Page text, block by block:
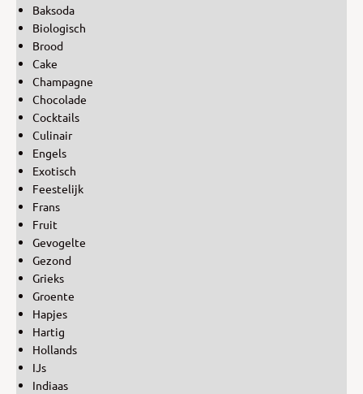
Baksoda
Biologisch
Brood
Cake
Champagne
Chocolade
Cocktails
Culinair
Engels
Exotisch
Feestelijk
Frans
Fruit
Gevogelte
Gezond
Grieks
Groente
Hapjes
Hartig
Hollands
IJs
Indiaas